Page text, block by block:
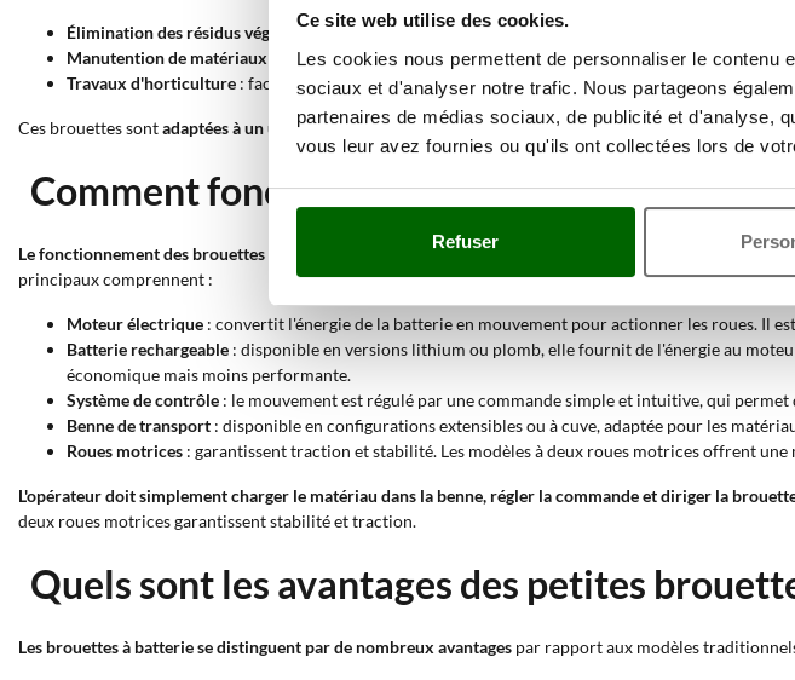
Ce site web utilise des cookies.
Les cookies nous permettent de personnaliser le
sociaux et d'analyser notre trafic. Nous partageons
partenaires de médias sociaux, de publicité et d'analyse,
vous leur avez fournies ou qu'ils ont collectées lors de
Refuser
Élimination des résidus végétaux: parfaites pour ramasser et transporter des branches, feuilles et
Manutention de matériaux de construction: utiles pour transporter du sable, du ciment ou des
Travaux d'horticulture : facilitent le transport de terreau, compost ou plantes, garantissant
Ces brouettes sontadaptées à un usage amateur, mais avec la bonne configuration, elles peuvent
Comment fonctionnent les brouettes
Le fonctionnement des brouettes électriques à batterie
est simple et repose sur des composants
principaux comprennent :
Moteur électrique : convertit l'énergie de la batterie en mouvement pour actionner les roues. Il
Batterie rechargeable : disponible en versions lithium ou plomb, elle fournit de l'énergie au
économique mais moins performante.
Système de contrôle : le mouvement est régulé par une commande simple et intuitive, qui
Benne de transport : disponible en configurations extensibles ou à cuve, adaptée pour les
Roues motrices : garantissent traction et stabilité. Les modèles à deux roues motrices offrent
L'opérateur doit simplement charger le matériau dans la benne, régler la commande et diriger la
deux roues motrices garantissent stabilité et traction.
Quels sont les avantages des petites
Les brouettes à batterie se distinguent par de nombreux avantages par rapport aux modèles